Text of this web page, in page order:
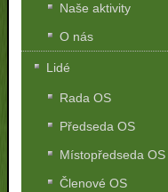
Naše aktivity
O nás
Lidé
Rada OS
Předseda OS
Místopředseda OS
Členové OS